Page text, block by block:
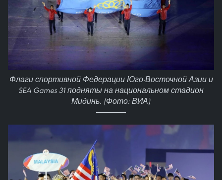
Флаги спортивной Федерации Юго-Восточной Азии и
SEA Games 31 подняты на национальном стадион
Мидинь. (Фото: ВИА)